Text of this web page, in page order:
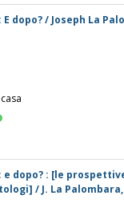
dopo? / Joseph La
e dopo? : [le
/ J. La Palombara,